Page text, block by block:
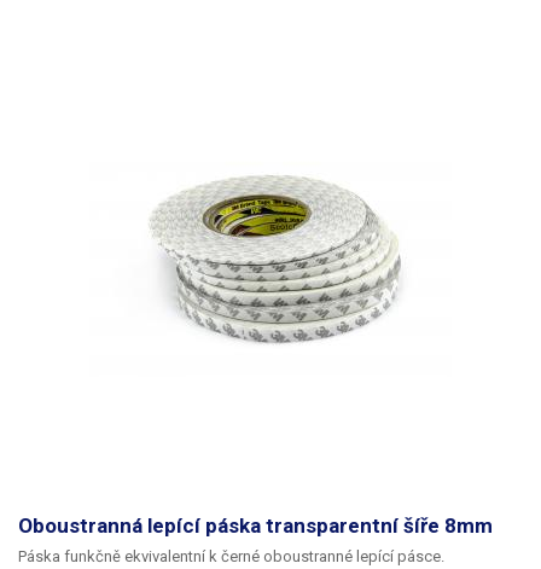
Oboustranná lepící páska transparentní šíře 8mm
Páska funkčně ekvivalentní k černé oboustranné lepící pásce.